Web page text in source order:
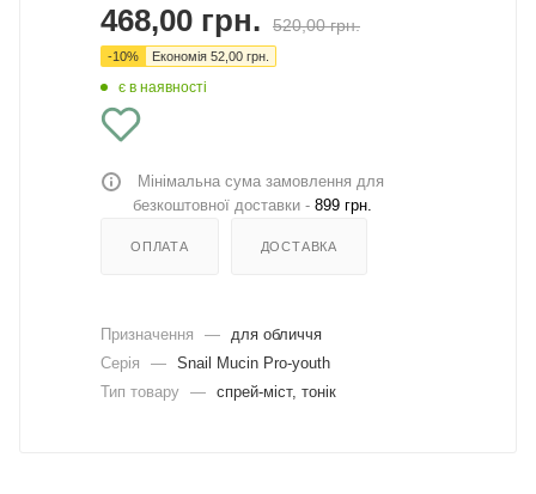
468,00 грн. 520,00грн.
-10% Економія 52,00 грн.
є в наявності
Мінімальна сума замовлення для
безкоштовної доставки - 899 грн.
ОПЛАТА ДОСТАВКА
Призначення —
для обличчя
Серія
— Snail Mucin Pro-youth
Тип товару — спрей-міст, тонік